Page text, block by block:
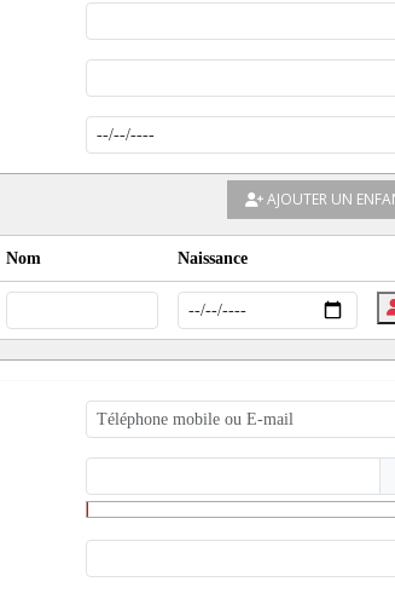
AJOUTER UN
Nom Naissance